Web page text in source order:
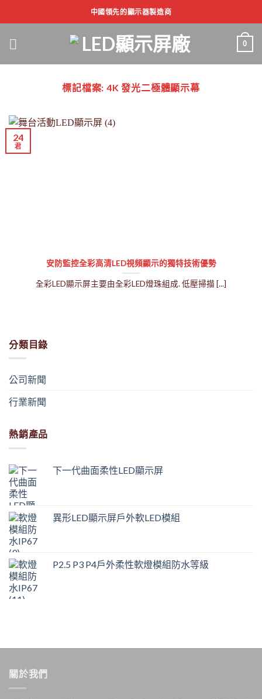
到
中國領先的顯示器製造商
0
標記檔案: 4K 發光二極體顯示幕
分類目錄
公司新聞
行業新聞
熱銷產品
下一代曲面柔性LED顯示屏
異形LED顯示屏戶外軟LED模組
P2.5 P3 P4戶外柔性軟燈模組防水等級
安防監控全彩高清LED視頻顯示的獨特技術優勢
全彩LED顯示屏主要由全彩LED燈珠組成. 低壓掃描 [...]
24
君
關於我們